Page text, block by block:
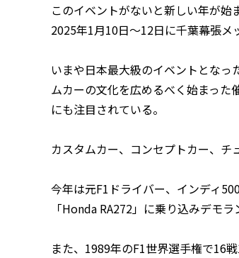
このイベントがないと新しい年が
2025年1月10日～12日に千葉幕張メ
いまや日本最大級のイベントとな
ムカーの文化を広めるべく始まった
にも注目されている。
カスタムカー、コンセプトカー、チ
今年は元F1ドライバー、インディ
「Honda RA272」に乗り込みデモラ
また、1989年のF1世界選手権で16